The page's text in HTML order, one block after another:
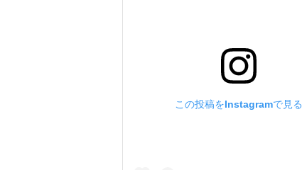
この投稿をInstagramで見る